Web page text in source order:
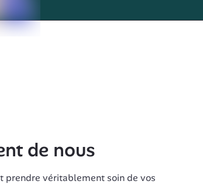
de nous
véritablement soin de vos